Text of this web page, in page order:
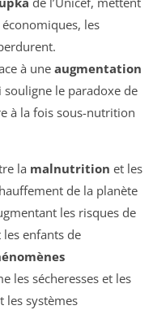
les
à une augmentation
souligne le paradoxe de
à la fois sous-nutrition
la malnutrition et les
de la planète
les risques de
enfants de
les sécheresses et les
les systèmes